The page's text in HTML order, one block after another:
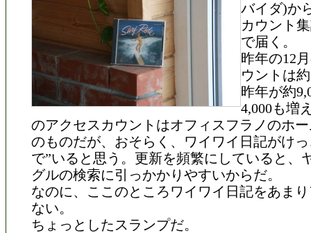
バイダ)か
カウント
で届く。
昨年の12
ウントは
昨年が約
4,000も増
のアクセスカウントはオフィスフラノのホ
のものだが、おそらく、ワイワイ日記がけ
で”いると思う。更新を頻繁にしていると、
グルの検索に引っかかりやすいからだ。
なのに、ここのところワイワイ日記をあま
ない。
ちょっとしたスランプだ。